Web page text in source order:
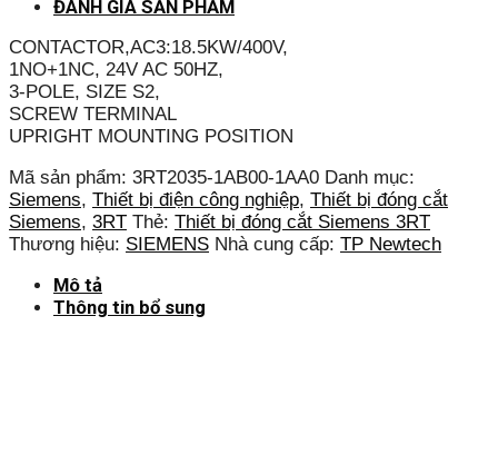
ĐÁNH GIÁ SẢN PHẨM
CONTACTOR,AC3:18.5KW/400V,
1NO+1NC, 24V AC 50HZ,
3-POLE, SIZE S2,
SCREW TERMINAL
UPRIGHT MOUNTING POSITION
Mã sản phẩm: 3RT2035-1AB00-1AA0 Danh mục:
Siemens, Thiết bị điện công nghiệp, Thiết bị đóng cắt
Siemens, 3RT Thẻ: Thiết bị đóng cắt Siemens 3RT
Thương hiệu: SIEMENS Nhà cung cấp: TP Newtech
Mô tả
Thông tin bổ sung